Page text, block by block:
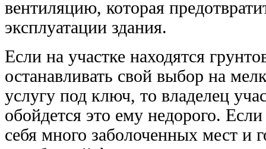
вентиляцию, которая
эксплуатации здания.
Если на участке находятся
останавливать свой выбор на
услугу под ключ, то владелец
обойдется это ему недорого. Если
себя много заболоченных мест и